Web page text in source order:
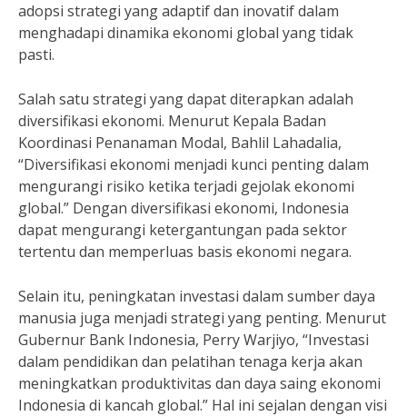
adopsi strategi yang adaptif dan inovatif dalam
menghadapi dinamika ekonomi global yang tidak
pasti.
Salah satu strategi yang dapat diterapkan adalah
diversifikasi ekonomi. Menurut Kepala Badan
Koordinasi Penanaman Modal, Bahlil Lahadalia,
“Diversifikasi ekonomi menjadi kunci penting dalam
mengurangi risiko ketika terjadi gejolak ekonomi
global.” Dengan diversifikasi ekonomi, Indonesia
dapat mengurangi ketergantungan pada sektor
tertentu dan memperluas basis ekonomi negara.
Selain itu, peningkatan investasi dalam sumber daya
manusia juga menjadi strategi yang penting. Menurut
Gubernur Bank Indonesia, Perry Warjiyo, “Investasi
dalam pendidikan dan pelatihan tenaga kerja akan
meningkatkan produktivitas dan daya saing ekonomi
Indonesia di kancah global.” Hal ini sejalan dengan visi